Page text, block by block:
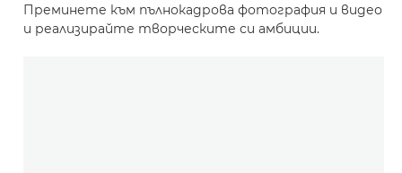
Преминете към пълнокадрова фотография и видео
и реализирайте творческите си амбиции.